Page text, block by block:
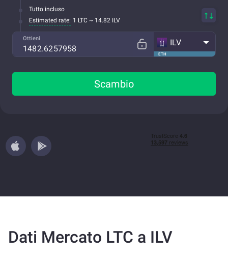
Tutto incluso
Estimated rate: 1 LTC ~ 14.82 ILV
Ottieni
ETH
ILV
Scambio
Dati Mercato LTC a ILV